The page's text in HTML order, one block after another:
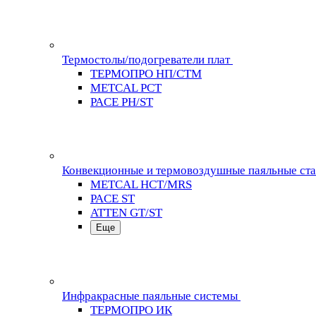
Термостолы/подогреватели плат
ТЕРМОПРО НП/СТМ
METCAL PCT
PACE PH/ST
Конвекционные и термовоздушные паяльные
METCAL HCT/MRS
PACE ST
ATTEN GT/ST
Еще
Инфракрасные паяльные системы
ТЕРМОПРО ИК